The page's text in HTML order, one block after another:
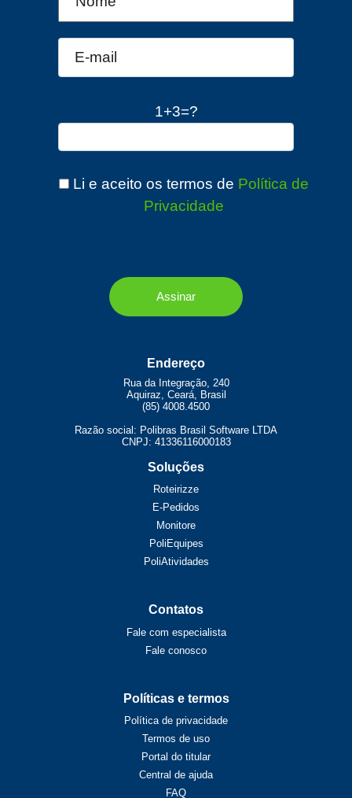
1+3=?
Li e aceito os termos de Política de
Privacidade
Endereço
Rua da Integração, 240
Aquiraz, Ceará, Brasil
(85) 4008.4500
Razão social: Polibras Brasil Software LTDA
CNPJ: 41336116000183
Soluções
Roteirizze
E-Pedidos
Monitore
PoliEquipes
PoliAtividades
Contatos
Fale com especialista
Fale conosco
Políticas e termos
Política de privacidade
Termos de uso
Portal do titular
Central de ajuda
FAQ